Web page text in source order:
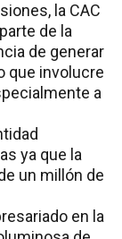
la CAC
de la
de generar
que involucre
a
ya que la
un millón de
en la